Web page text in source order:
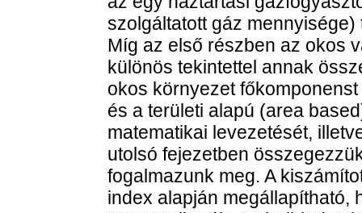
szolgáltatott gáz
Míg az első részben az okos
különös tekintettel annak
okos környezet
és a területi alapú (area
matematikai levezetését,
utolsó fejezetben
fogalmazunk meg. A
index alapján megállapítható,